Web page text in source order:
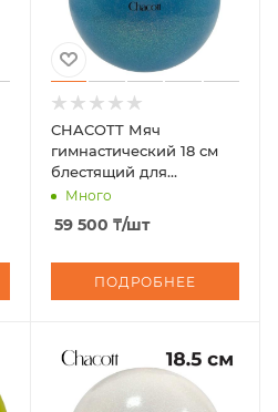
CHACOTT Мяч
гимнастический 18 см
блестящий для
сеньоров 3015030014-98
Много
59 500 ₸/шт
ПОДРОБНЕЕ